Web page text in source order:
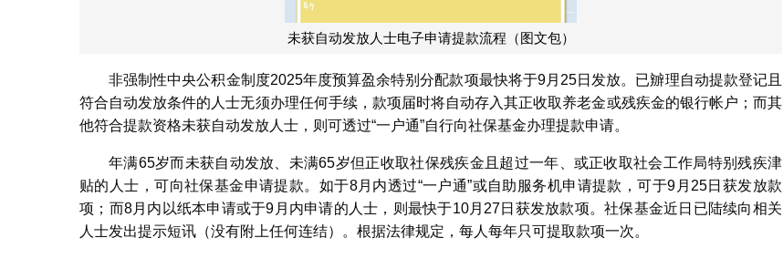
未获自动发放人士电子申请提款流程（图文包）
非强制性中央公积金制度2025年度预算盈余特别分配款项最快将于9月25日发放。已辧理自动提款登记且
符合自动发放条件的人士无须办理任何手续，款项届时将自动存入其正收取养老金或残疾金的银行帐户；而其
他符合提款资格未获自动发放人士，则可透过“一户通”自行向社保基金办理提款申请。
年满65岁而未获自动发放、未满65岁但正收取社保残疾金且超过一年、或正收取社会工作局特别残疾津
贴的人士，可向社保基金申请提款。如于8月内透过“一户通”或自助服务机申请提款，可于9月25日获发放款
项；而8月内以纸本申请或于9月内申请的人士，则最快于10月27日获发放款项。社保基金近日已陆续向相关
人士发出提示短讯（没有附上任何连结）。根据法律规定，每人每年只可提取款项一次。